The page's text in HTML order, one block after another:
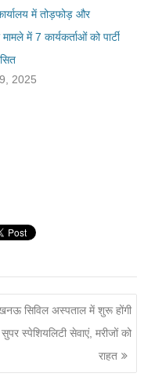
में तोड़फोड़ और
में 7 कार्यकर्ताओं को पार्टी
2025
सिविल अस्पताल में शुरू होंगी
सुपर स्पेशियलिटी सेवाएं, मरीजों को
राहत